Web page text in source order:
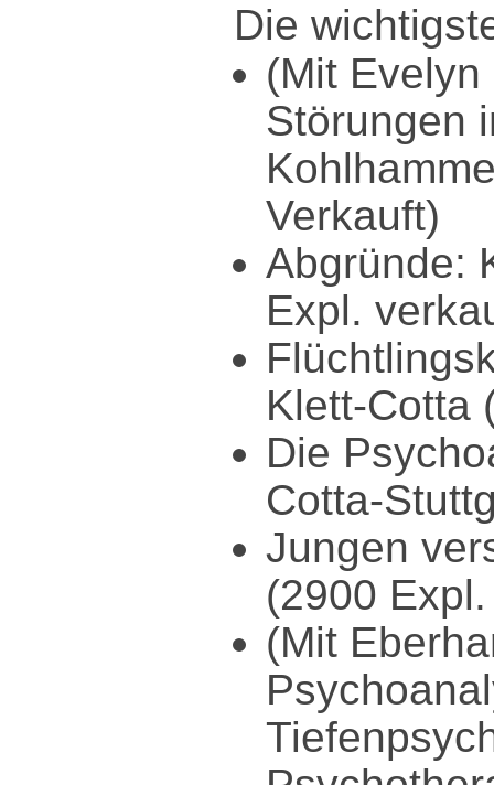
Die
(Mit
Störungen
Verkauft)
Abgründe:
Expl.
Klett-Cotta
Die
Cotta-
Jungen
(2900
(Mit